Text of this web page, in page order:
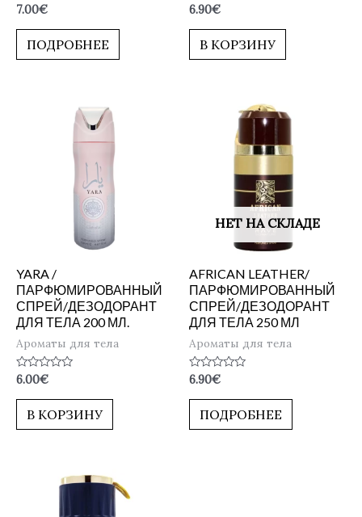
Оценка
0
из
7.00€
ПОДРОБНЕЕ
Оценка
0
из
6.90€
В КОРЗИНУ
YARA /
ПАРФЮМИРОВАННЫЙ
СПРЕЙ/ДЕЗОДОРАНТ
ДЛЯ ТЕЛА 200 МЛ.
Ароматы для тела
Оценка
из
6.00€
В КОРЗИНУ
НЕТ НА СКЛАДЕ
AFRICAN LEATHER/
ПАРФЮМИРОВАННЫЙ
СПРЕЙ/ДЕЗОДОРАНТ
ДЛЯ ТЕЛА 250 МЛ
Ароматы для тела
Оценка
из
6.90€
ПОДРОБНЕЕ